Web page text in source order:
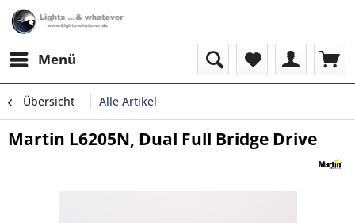
Menü
Übersicht Alle Artikel
Martin L6205N, Dual Full Bridge Drive